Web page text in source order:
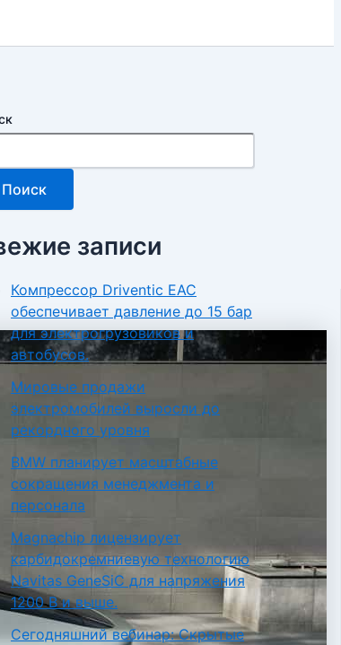
Поиск
записи
Компрессор Driventic EAC
обеспечивает давление до 15 бар
для электрогрузовиков и
автобусов.
Мировые продажи
электромобилей выросли до
рекордного уровня
BMW планирует масштабные
сокращения менеджмента и
персонала
Magnachip лицензирует
карбидокремниевую технологию
Navitas GeneSiC для напряжения
1200 В и выше.
Сегодняшний вебинар: Скрытые